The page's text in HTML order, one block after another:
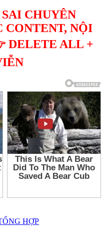
CHUYÊN
CONTENT, NỘI
DELETE ALL +
HỢP